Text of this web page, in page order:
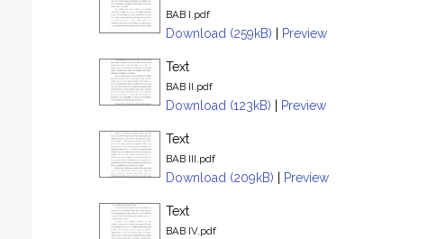
BAB I.pdf
Download (259kB) | Preview
Text
BAB II.pdf
Download (123kB) | Preview
Text
BAB III.pdf
Download (209kB) | Preview
Text
BAB IV.pdf